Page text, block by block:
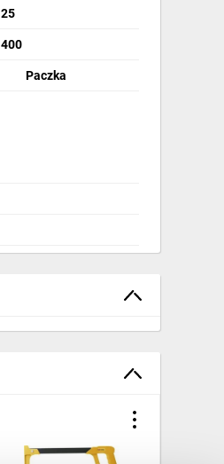
25
400
Paczka